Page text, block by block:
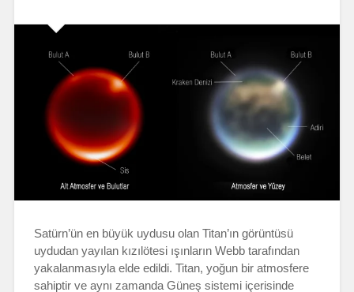
Satürn’ün en büyük uydusu olan Titan’ın görüntüsü
uydudan yayılan kızılötesi ışınların Webb tarafından
yakalanmasıyla elde edildi. Titan, yoğun bir atmosfere
sahiptir ve aynı zamanda Güneş sistemi içerisinde